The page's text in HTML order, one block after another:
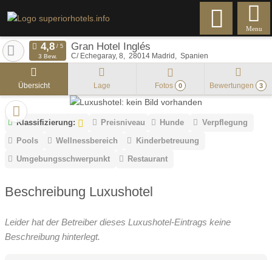
Menu
Gran Hotel Inglés
C/ Echegaray, 8 28014 Madrid Spanien
3 Bew.
Übersicht Lage Fotos 0 Bewertungen 3
Klassifizierung: Preisniveau Hunde
Verpflegung
Pools
Wellnessbereich
Kinderbetreuung
Umgebungsschwerpunkt
Restaurant
Beschreibung Luxushotel
Leider hat der Betreiber dieses Luxushotel-Eintrags keine
Beschreibung hinterlegt.